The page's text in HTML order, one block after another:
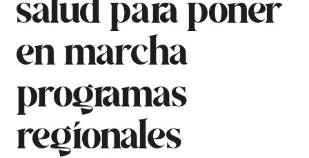
salud para poner
en marcha
programas
regionales